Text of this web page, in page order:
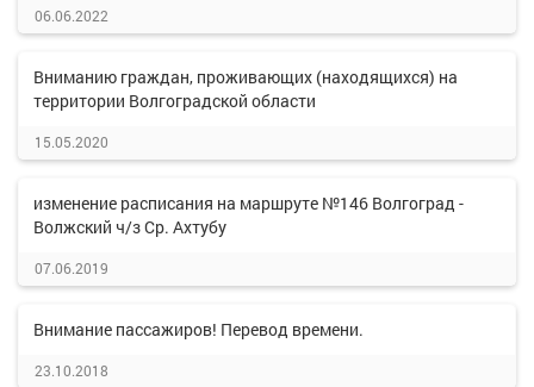
06.06.2022
Вниманию граждан, проживающих (находящихся) на
территории Волгоградской области
15.05.2020
изменение расписания на маршруте №146 Волгоград -
Волжский ч/з Ср. Ахтубу
07.06.2019
Внимание пассажиров! Перевод времени.
23.10.2018